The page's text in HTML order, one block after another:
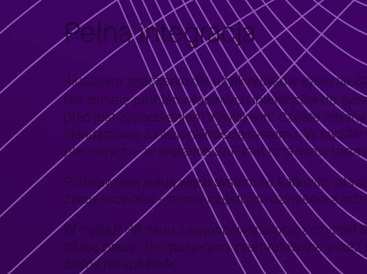
Pełna integracja
Kluczowe znaczenie dla użytkowników systemu
Nie istnieje problem wadliwych interfejsów do
płac jest zagadnieniem trywialnym. Częste
standardową funkcjonalnością systemu. W
płacowych – w systemie SAP jest to ta sama baza
Podstawową wadą wielu systemów kadrowo-
zarejestrowana – mamy często do czynienia z
W mySAP HR dane zarejestrowane przez czytniki
czasu pracy i bezpośrednio interpretowane
żadna niespójność.